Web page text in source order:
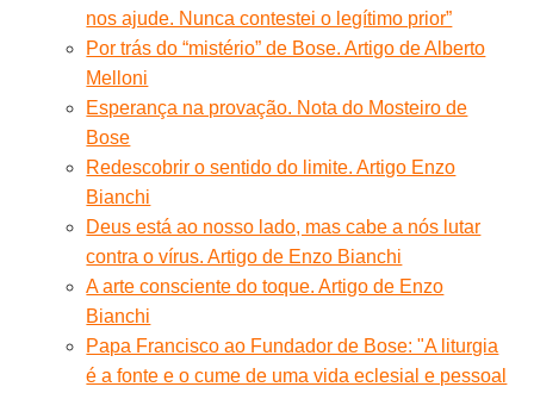
nos ajude. Nunca contestei o legítimo prior”
Por trás do “mistério” de Bose. Artigo de Alberto
Melloni
Esperança na provação. Nota do Mosteiro de
Bose
Redescobrir o sentido do limite. Artigo Enzo
Bianchi
Deus está ao nosso lado, mas cabe a nós lutar
contra o vírus. Artigo de Enzo Bianchi
A arte consciente do toque. Artigo de Enzo
Bianchi
Papa Francisco ao Fundador de Bose: "A liturgia
é a fonte e o cume de uma vida eclesial e pessoal